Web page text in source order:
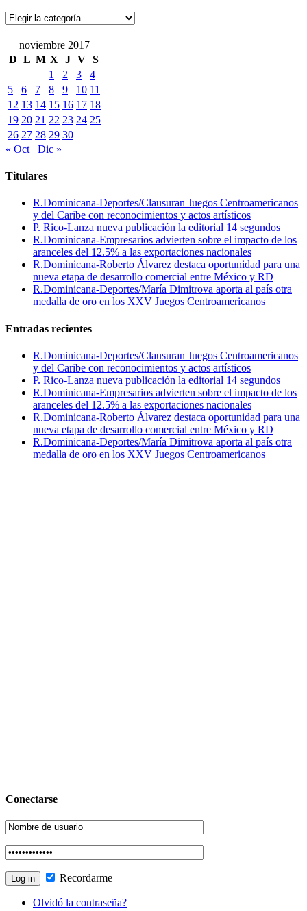
Categorías
noviembre 2017
D L M X J V S
1
2 3
4
5
6 7 8 9 10 11
12 13 14 15 16 17 18
19 20 21 22 23 24 25
26 27 28 29 30
« Oct
Dic »
Titulares
R.Dominicana-Deportes/Clausuran Juegos Centroamericanos
y del Caribe con reconocimientos y actos artísticos
P. Rico-Lanza nueva publicación la editorial 14 segundos
R.Dominicana-Empresarios advierten sobre el impacto de los
aranceles del 12.5% a las exportaciones nacionales
R.Dominicana-Roberto Álvarez destaca oportunidad para una
nueva etapa de desarrollo comercial entre México y RD
R.Dominicana-Deportes/María Dimitrova aporta al país otra
medalla de oro en los XXV Juegos Centroamericanos
Entradas recientes
R.Dominicana-Deportes/Clausuran Juegos Centroamericanos
y del Caribe con reconocimientos y actos artísticos
P. Rico-Lanza nueva publicación la editorial 14 segundos
R.Dominicana-Empresarios advierten sobre el impacto de los
aranceles del 12.5% a las exportaciones nacionales
R.Dominicana-Roberto Álvarez destaca oportunidad para una
nueva etapa de desarrollo comercial entre México y RD
R.Dominicana-Deportes/María Dimitrova aporta al país otra
medalla de oro en los XXV Juegos Centroamericanos
Conectarse
Recordarme
Olvidó la contraseña?